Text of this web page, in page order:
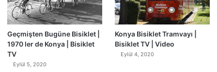
Geçmişten Bugüne Bisiklet |
1970 ler de Konya | Bisiklet
TV
Eylül 5, 2020
Konya Bisiklet Tramvayı |
Bisiklet TV | Video
Eylül 4, 2020